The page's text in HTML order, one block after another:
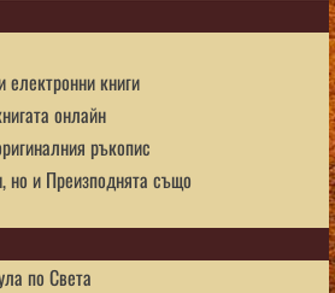
електронни книги
онлайн
ръкопис
но и Преизподнята също
по Света